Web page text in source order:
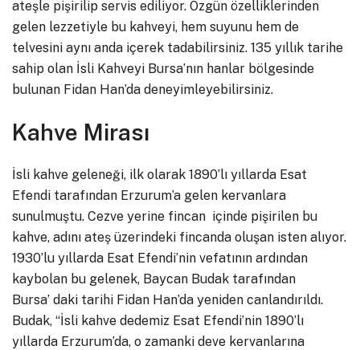
ateşle pişirilip servis ediliyor. Özgün özelliklerinden
gelen lezzetiyle bu kahveyi, hem suyunu hem de
telvesini aynı anda içerek tadabilirsiniz. 135 yıllık tarihe
sahip olan İsli Kahveyi Bursa’nın hanlar bölgesinde
bulunan Fidan Han’da deneyimleyebilirsiniz.
Kahve Mirası
İsli kahve geleneği, ilk olarak 1890’lı yıllarda Esat
Efendi tarafından Erzurum’a gelen kervanlara
sunulmuştu. Cezve yerine fincan içinde pişirilen bu
kahve, adını ateş üzerindeki fincanda oluşan isten alıyor.
1930’lu yıllarda Esat Efendi’nin vefatının ardından
kaybolan bu gelenek, Baycan Budak tarafından
Bursa’ daki tarihi Fidan Han’da yeniden canlandırıldı.
Budak, “İsli kahve dedemiz Esat Efendi’nin 1890’lı
yıllarda Erzurum’da, o zamanki deve kervanlarına